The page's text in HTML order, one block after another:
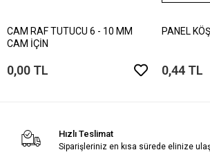
CAM RAF TUTUCU 6 - 10 MM
CAM İÇİN
0,00 TL
PANEL
0,44 TL
Hızlı Teslimat
Siparişleriniz en kısa sürede elinize